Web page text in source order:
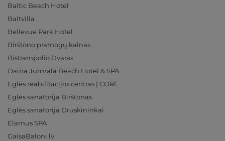
Baltic Beach Hotel
Baltvilla
Bellevue Park Hotel
Birštono pramogų kalnas
Bistrampolio Dvaras
Daina Jurmala Beach Hotel & SPA
Eglės reabilitacijos centras | CORE
Eglės sanatorija Birštonas
Eglės sanatorija Druskininkai
Elamus SPA
GaisaBaloni.lv